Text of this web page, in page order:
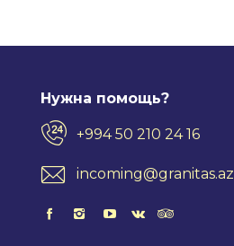
Нужна помощь?
+994 50 210 24 16
incoming@granitas.az